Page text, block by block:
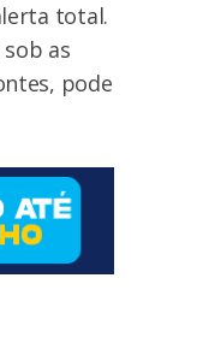
total.
as
pode